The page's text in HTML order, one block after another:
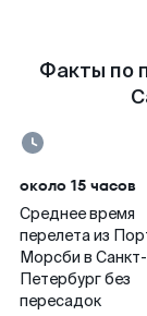
Факты по
около 15 часов
Среднее время
перелета из
Морсби в Санкт-
Петербург без
пересадок